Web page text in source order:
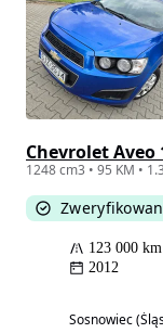
Chevrolet Aveo
1248 cm3 • 95 KM •
123 000 km
2012
Sosnowiec